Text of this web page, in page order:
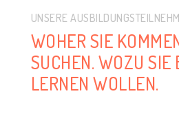
UNSERE
WOHER SIE
SUCHEN. WOZU SIE
LERNEN WOLLEN.